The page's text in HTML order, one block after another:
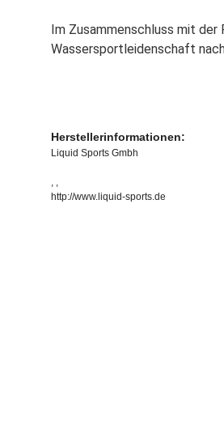
Im Zusammenschluss mit
Wassersportleidenschaft
Herstellerinformationen:
Liquid Sports Gmbh
, ,
http://www.liquid-sports.de